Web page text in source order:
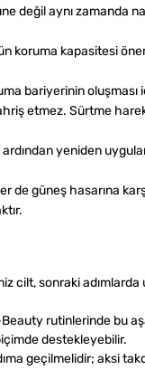
aynı zamanda
koruma kapasitesi
bariyerinin oluşması
etmez. Sürtme
yeniden
de güneş hasarına
cilt, sonraki
rutinlerinde bu
destekleyebilir.
geçilmelidir; aksi